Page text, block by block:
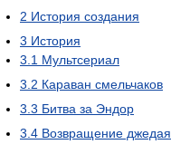
2 История создания
3 История
3.1 Мультсериал
3.2 Караван смельчаков
3.3 Битва за Эндор
3.4 Возвращение джедая